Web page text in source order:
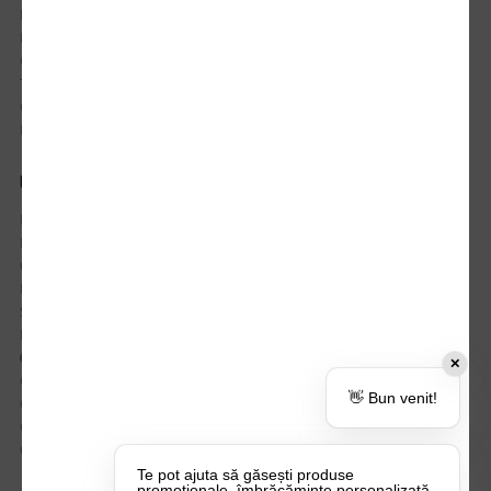
Istoric comenzi
Mostre si Conditii Retur Marfa
Cum comanzi
Termen de livrare
Costuri de livrare
Politica de returnare a produselor
UTILE
Despre Noi
Echipa Update Advertising
CSR si Implicare sociala
Branduri partenere
Suport dedicat si Intrebari frecvente
BLOG – Promo Tips&Tricks
Certificari si Sustenabilitate
Cariere la Update Advertising
CATALOAGE
Contactează-ne
✕
👋 Bun venit!
Te pot ajuta să găsești produse